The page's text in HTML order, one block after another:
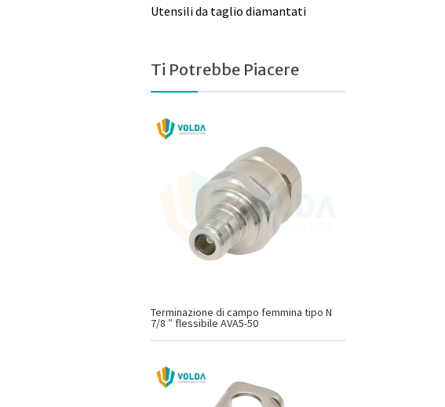
Utensili da taglio diamantati
Ti Potrebbe Piacere
Terminazione di campo femmina tipo N
7/8 ″ flessibile AVA5-50